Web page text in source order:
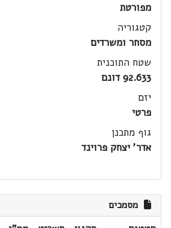
מפורטת
קטגוריה
מסחר ומשרדים
שטח התוכנית
92.633 דונם
יזם
פרטי
גוף מתכנן
אדר' יצחק פרוינד
מסמכים